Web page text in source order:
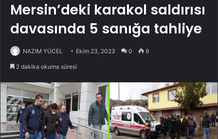
Mersin’deki karakol saldırısı
davasında 5 sanığa tahliye
NAZIM YÜCEL Ekim 23, 2023 0 9
2 dakika okuma süresi